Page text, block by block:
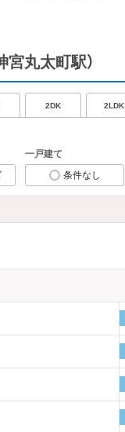
宮丸太町駅）
2DK 2LDK
一戸建て
条件なし